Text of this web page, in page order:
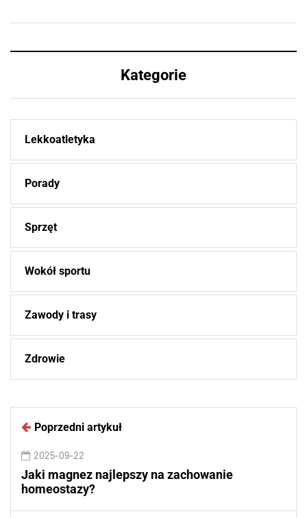
Kategorie
Lekkoatletyka
Porady
Sprzęt
Wokół sportu
Zawody i trasy
Zdrowie
Poprzedni artykuł
2025-09-22
Jaki magnez najlepszy na zachowanie
homeostazy?